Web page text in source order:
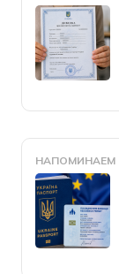
НАПОМИНАЕМ